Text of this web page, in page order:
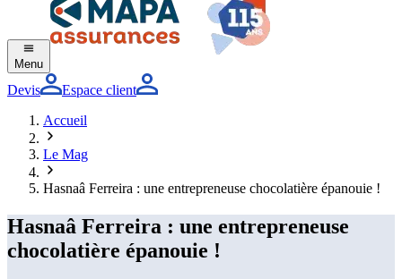
Menu
Devis
Espace client
Accueil
Le Mag
Hasnaâ Ferreira : une entrepreneuse chocolatière épanouie !
Hasnaâ Ferreira : une entrepreneuse
chocolatière épanouie !